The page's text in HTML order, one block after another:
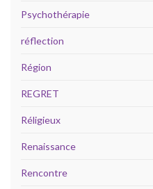
Psychothérapie
réflection
Région
REGRET
Réligieux
Renaissance
Rencontre